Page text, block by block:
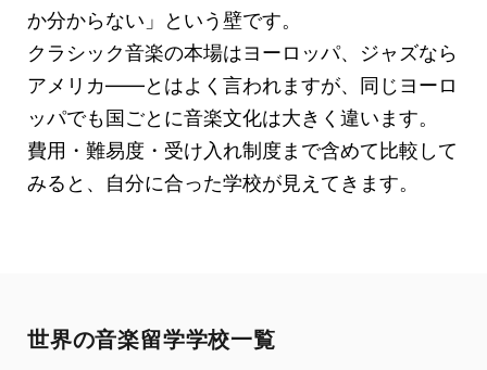
か分からない」という壁です。
クラシック音楽の本場はヨーロッパ、ジャズなら
アメリカ——とはよく言われますが、同じヨーロ
ッパでも国ごとに音楽文化は大きく違います。
費用・難易度・受け入れ制度まで含めて比較して
みると、自分に合った学校が見えてきます。
世界の音楽留学学校一覧